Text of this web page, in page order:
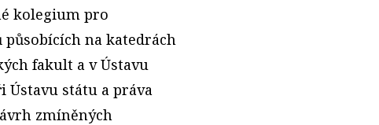
kolegium pro
působících na katedrách
fakult a v Ústavu
Ústavu státu a práva
zmíněných